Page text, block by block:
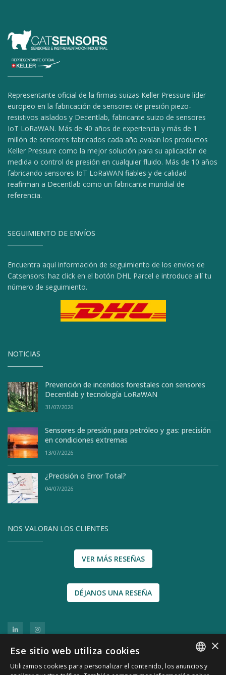
Representante oficial de la firmas suizas Keller Pressure líder
europeo en la fabricación de sensores de presión piezo-
resistivos aislados y Decentlab, fabricante suizo de sensores
IoT LoRaWAN. Más de 40 años de experiencia y más de 1
millón de sensores fabricados cada año avalan los productos
Keller Pressure como la mejor solución para su aplicación de
medida o control de presión en cualquier fluido. Más de 10 años
fabricando sensores IoT LoRaWAN fiables y de calidad
reafirman a Decentlab como un fabricante mundial de
referencia.
SEGUIMIENTO DE ENVÍOS
Encuentra aquí información de seguimiento de los envíos de
Catsensors: haz click en el botón DHL Parcel e introduce allí tu
número de seguimiento.
NOTICIAS
Prevención de incendios forestales con sensores
Decentlab y tecnología LoRaWAN
31/07/2026
Sensores de presión para petróleo y gas: precisión
en condiciones extremas
13/07/2026
¿Precisión o Error Total?
04/07/2026
NOS VALORAN LOS CLIENTES
VER MÁS RESEÑAS
DÉJANOS UNA RESEÑA
SPANISH
×
Ese sitio web utiliza cookies
Utilizamos cookies para personalizar el contenido, los anuncios y